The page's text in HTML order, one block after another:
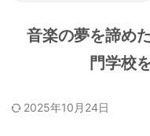
音楽の夢を諦め
門学校
2025年10月24日